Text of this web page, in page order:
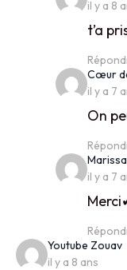
il y a 8
t’a
Cœur
il y a 7
On
il y a 7
Youtube Zouav
il y a 8 ans